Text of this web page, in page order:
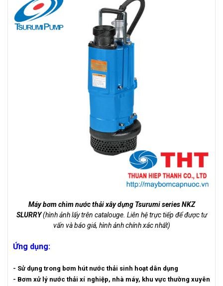
Máy bơm chìm nước thải xây dựng Tsurumi series NKZ
SLURRY(hình ảnh lấy trên catalouge. Liên hệ trực tiếp để được tư
vấn và báo giá, hình ảnh chính xác nhất)
Ứng dụng:
- Sử dụng trong bơm hút nước thải sinh hoạt dân dụng
- Bơm xử lý nước thải xí nghiệp, nhà máy, khu vực thường xuyên